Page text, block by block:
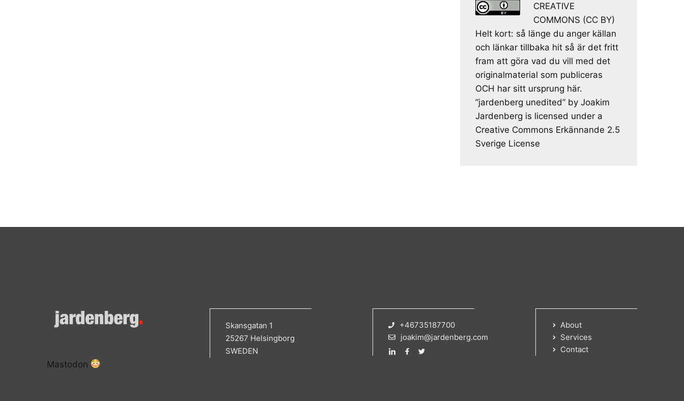
CREATIVE
COMMONS (CC BY)
Helt kort: så länge du anger källan
och länkar tillbaka hit så är det fritt
fram att göra vad du vill med det
originalmaterial som publiceras
OCH har sitt ursprung här.
”jardenberg unedited” by Joakim
Jardenberg is licensed under a
Creative Commons Erkännande 2.5
Sverige License
Skansgatan 1
25267 Helsingborg
SWEDEN
+46735187700
joakim@jardenberg.com
About
Services
Contact
Mastodon